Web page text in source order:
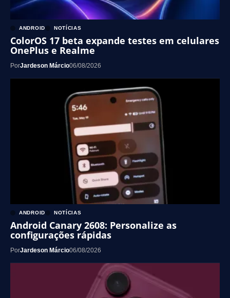
ANDROID NOTÍCIAS
ColorOS 17 beta expande testes em celulares
OnePlus e Realme
PorJardeson Márcio06/08/2026
ANDROID NOTÍCIAS
Android Canary 2608: Personalize as
configurações rápidas
PorJardeson Márcio06/08/2026